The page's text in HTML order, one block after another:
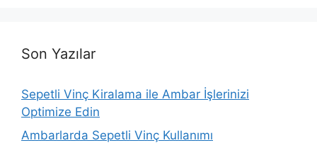
Son Yazılar
Sepetli Vinç Kiralama ile Ambar İşlerinizi
Optimize Edin
Ambarlarda Sepetli Vinç Kullanımı